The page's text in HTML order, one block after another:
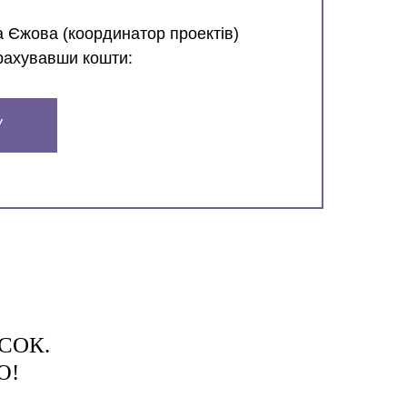
(координатор проектів)
кошти: